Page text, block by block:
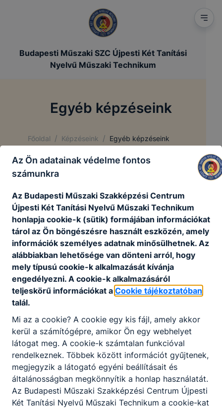
Budapesti Műszaki SZC Újpesti Két Tanítási
Nyelvű Műszaki Technikum
Egyéb képzéseink
Főoldal / Képzéseink / Egyéb képzéseink
.
Partnereink
Az Ön adatainak védelme fontos
számunkra
Az Budapesti Műszaki Szakképzési Centrum
Újpesti Két Tanítási Nyelvű Műszaki Technikum
honlapja cookie-k (sütik) formájában információkat
tárol az Ön böngészésre használt eszközén, amely
információk személyes adatnak minősülhetnek. Az
alábbiakban lehetősége van dönteni arról, hogy
mely típusú cookie-k alkalmazását kívánja
engedélyezni. A cookie-k alkalmazásáról
teljeskörű információkat a Cookie tájékoztatóban
talál.
Mi az a cookie? A cookie egy kis fájl, amely akkor
kerül a számítógépre, amikor Ön egy webhelyet
látogat meg. A cookie-k számtalan funkcióval
rendelkeznek. Többek között információt gyűjtenek,
megjegyzik a látogató egyéni beállításait és
általánosságban megkönnyítik a honlap használatát.
Az Budapesti Műszaki Szakképzési Centrum Újpesti
Két Tanítási Nyelvű Műszaki Technikum a cookie-kat